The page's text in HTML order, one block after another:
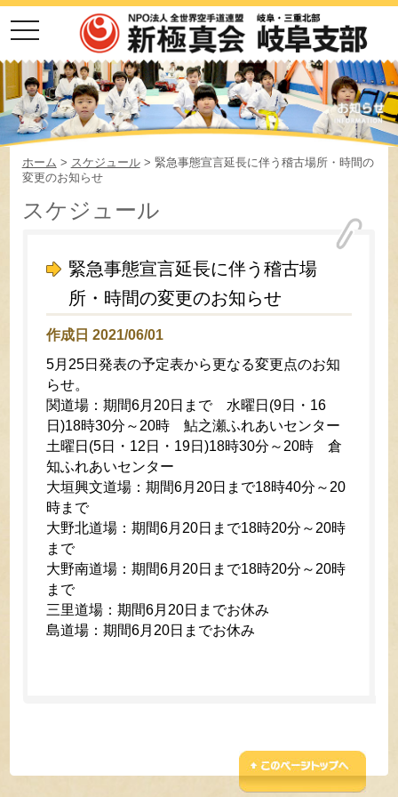
toggle
navigation
ホーム > スケジュール> 緊急事態宣言延長に伴う稽古場所・時間の
変更のお知らせ
スケジュール
緊急事態宣言延長に伴う稽古場
所・時間の変更のお知らせ
作成日 2021/06/01
5月25日発表の予定表から更なる変更点のお知
らせ。
関道場：期間6月20日まで 水曜日(9日・16
日)18時30分～20時 鮎之瀬ふれあいセンター
土曜日(5日・12日・19日)18時30分～20時 倉
知ふれあいセンター
大垣興文道場：期間6月20日まで18時40分～20
時まで
大野北道場：期間6月20日まで18時20分～20時
まで
大野南道場：期間6月20日まで18時20分～20時
まで
三里道場：期間6月20日までお休み
島道場：期間6月20日までお休み